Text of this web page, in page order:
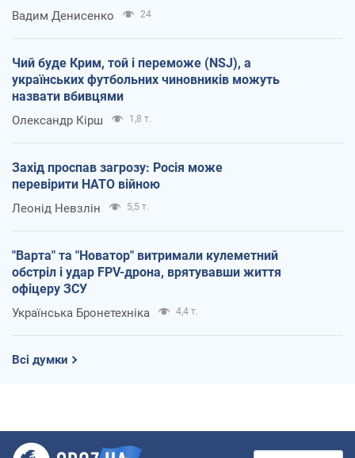
Вадим Денисенко 24
Чий буде Крим, той і переможе (NSJ), а
українських футбольних чиновників можуть
назвати вбивцями
Олександр Кірш 1,8 т.
Захід проспав загрозу: Росія може
перевірити НАТО війною
Леонід Невзлін 5,5 т.
"Варта" та "Новатор" витримали кулеметний
обстріл і удар FPV-дрона, врятувавши життя
офіцеру ЗСУ
Українська Бронетехніка 4,4 т.
Всі думки